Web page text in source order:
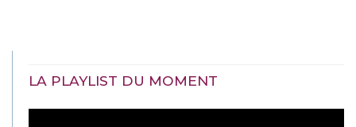
LA PLAYLIST DU MOMENT